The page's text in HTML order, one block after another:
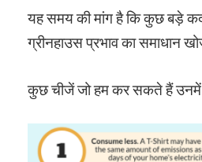
यह समय की मांग है कि कुछ बड़े
ग्रीनहाउस प्रभाव का समाधान
कुछ चीजें जो हम कर सकते हैं उनमें